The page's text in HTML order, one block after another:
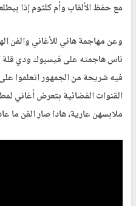
مع حفظ الألقاب وأم كلثوم إذا
وعن مهاجمة هاني للأغاني والفن
ناس هاجمته على فيسبوك ودي قلة
فيه شريحة من الجمهور اتعلموا
القنوات الفضائية بتعرض أغاني
ملابسهن عارية، هادا صار الفن